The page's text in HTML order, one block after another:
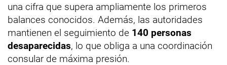
una cifra que supera ampliamente los primeros
balances conocidos. Además, las autoridades
mantienen el seguimiento de 140 personas
desaparecidas, lo que obliga a una coordinación
consular de máxima presión.